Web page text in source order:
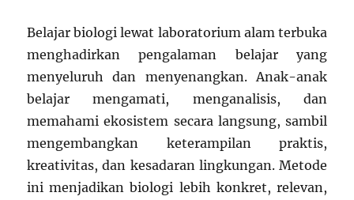
Belajar biologi lewat laboratorium alam terbuka
menghadirkan pengalaman belajar yang
menyeluruh dan menyenangkan. Anak-anak
belajar mengamati, menganalisis, dan
memahami ekosistem secara langsung, sambil
mengembangkan keterampilan praktis,
kreativitas, dan kesadaran lingkungan. Metode
ini menjadikan biologi lebih konkret, relevan,